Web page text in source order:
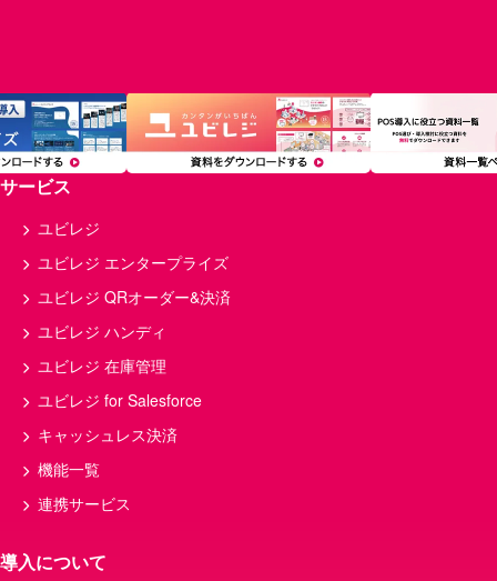
サービス
ユビレジ
ユビレジ エンタープライズ
ユビレジ QRオーダー&決済
ユビレジ ハンディ
ユビレジ 在庫管理
ユビレジ for Salesforce
キャッシュレス決済
機能一覧
連携サービス
導入について